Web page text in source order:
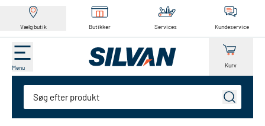
Vælg butik Butikker Services Kundeservice
Menu Kurv
Søg